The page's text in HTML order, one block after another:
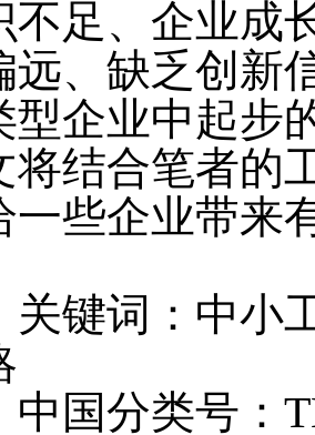
不足、企业成
远、缺乏创新
型企业中起步
将结合笔者的
一些企业带来
词：中小工
分类号：